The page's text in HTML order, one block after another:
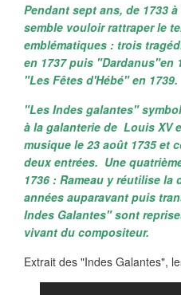
Pendant sept ans, de 1733
semble vouloir rattraper le
emblématiques : trois
en 1737 puis
"Les Fêtes d'Hébé" en 1739.
"Les Indes galantes"
à la galanterie de Louis XV
musique le 23 août 1735 et
deux entrées. Une
1736 : Rameau y réutilise
années auparavant puis
Indes Galantes" sont
vivant du compositeur.
Extrait des "Indes Galantes",